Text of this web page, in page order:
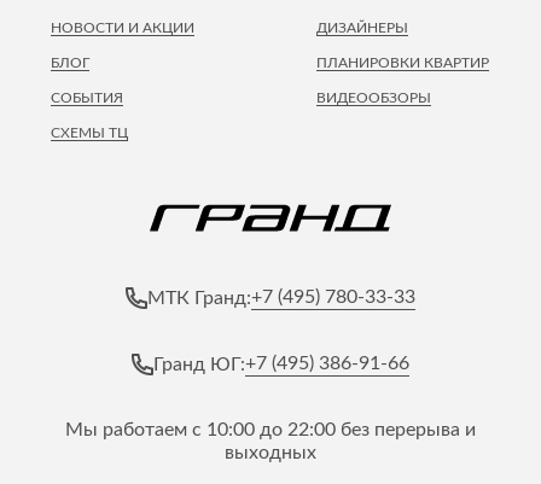
НОВОСТИ И АКЦИИ
ПЛАНИРОВКИ КВАРТИР
ВИДЕООБЗОРЫ
БЛОГ
СОБЫТИЯ
СХЕМЫ ТЦ
ДИЗАЙНЕРЫ
МТК Гранд:+7 (495) 780-33-33
Гранд ЮГ:+7 (495) 386-91-66
Мы работаем с 10:00 до 22:00 без перерыва и
выходных